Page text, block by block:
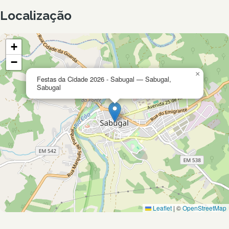
Localização
Festas da Cidade 2026 - Sabugal — Sabugal,
Sabugal
×
+
−
Leaflet | ©OpenStreetMap